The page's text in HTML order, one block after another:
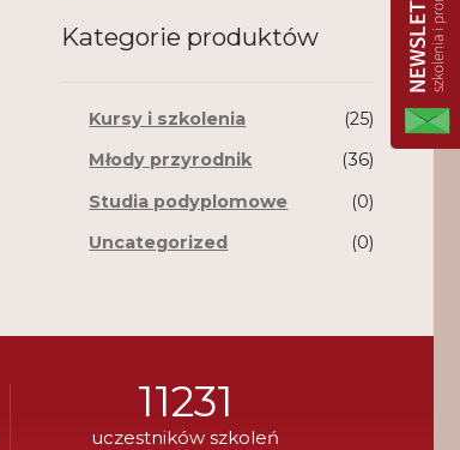
Kategorie produktów
Kursy i szkolenia
(25)
Młody przyrodnik
(36)
Studia podyplomowe
(0)
Uncategorized
(0)
11231
uczestników szkoleń